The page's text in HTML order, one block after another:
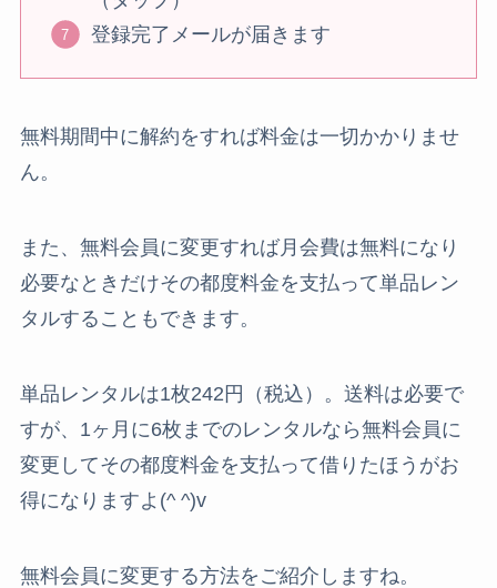
登録完了メールが届きます
無料期間中に解約をすれば料金は一切かかりませ
ん。
また、無料会員に変更すれば月会費は無料になり
必要なときだけその都度料金を支払って単品レン
タルすることもできます。
単品レンタルは1枚242円（税込）。送料は必要で
すが、1ヶ月に6枚までのレンタルなら無料会員に
変更してその都度料金を支払って借りたほうがお
得になりますよ(^ ^)v
無料会員に変更する方法をご紹介しますね。